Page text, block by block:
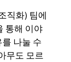
직화) 팀에
통해 이야
를 나눌 수
무도 모르